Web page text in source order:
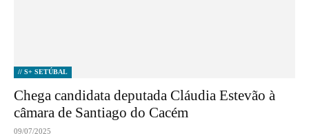
// S+ SETÚBAL
Chega candidata deputada Cláudia Estevão à
câmara de Santiago do Cacém
09/07/2025